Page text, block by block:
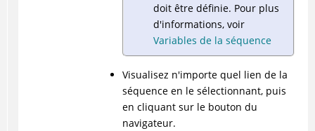
doit être définie. Pour plus
d'informations, voir
Variables de la séquence
Visualisez n'importe quel lien de la
séquence en le sélectionnant, puis
en cliquant sur le bouton du
navigateur.